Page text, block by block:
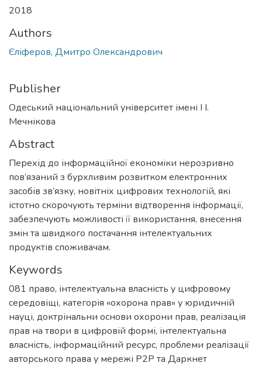
2018
Authors
Єліферов, Дмитро Олександрович
Publisher
Одеський національний університет імені І І.
Мечнікова
Abstract
Перехід до інформаційної економіки нерозривно
пов’язаний з бурхливим розвитком електронних
засобів зв’язку, новітніх цифрових технологій, які
істотно скорочують терміни відтворення інформації,
забезпечують можливості її використання, внесення
змін та швидкого постачання інтелектуальних
продуктів споживачам.
Keywords
081 право, інтелектуальна власність у цифровому
середовіщі, категорія «охорона прав» у юридичній
науці, доктрінальни основи охорони прав, реалізація
прав на твори в цифровій формі, інтелектуальна
власність, інформаційний ресурс, проблеми реалізації
авторського права у мережі P2P та Даркнет